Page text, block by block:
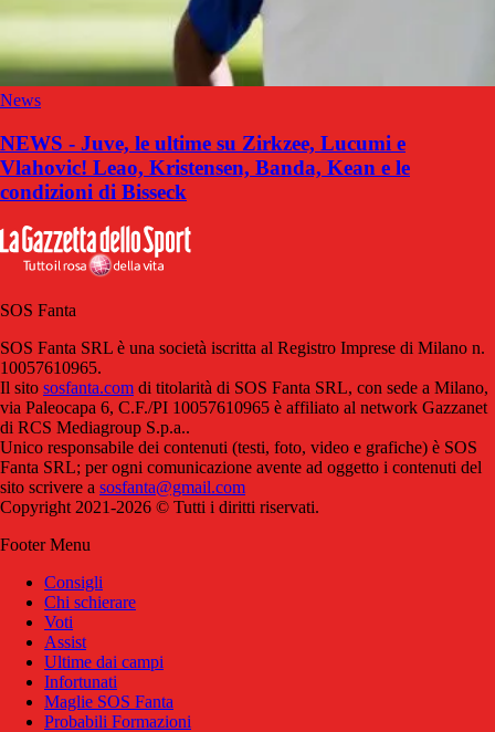
News
NEWS - Juve, le ultime su Zirkzee, Lucumi e
Vlahovic! Leao, Kristensen, Banda, Kean e le
condizioni di Bisseck
SOS Fanta
SOS Fanta SRL è una società iscritta al Registro Imprese di Milano n.
10057610965.
Il sito sosfanta.com di titolarità di SOS Fanta SRL, con sede a Milano,
via Paleocapa 6, C.F./PI 10057610965 è affiliato al network Gazzanet
di RCS Mediagroup S.p.a..
Unico responsabile dei contenuti (testi, foto, video e grafiche) è SOS
Fanta SRL; per ogni comunicazione avente ad oggetto i contenuti del
sito scrivere a sosfanta@gmail.com
Copyright 2021-2026 © Tutti i diritti riservati.
Footer Menu
Consigli
Chi schierare
Voti
Assist
Ultime dai campi
Infortunati
Maglie SOS Fanta
Probabili Formazioni